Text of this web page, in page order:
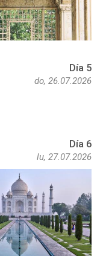
Día 5
do, 26.07.2026
Día 6
lu, 27.07.2026